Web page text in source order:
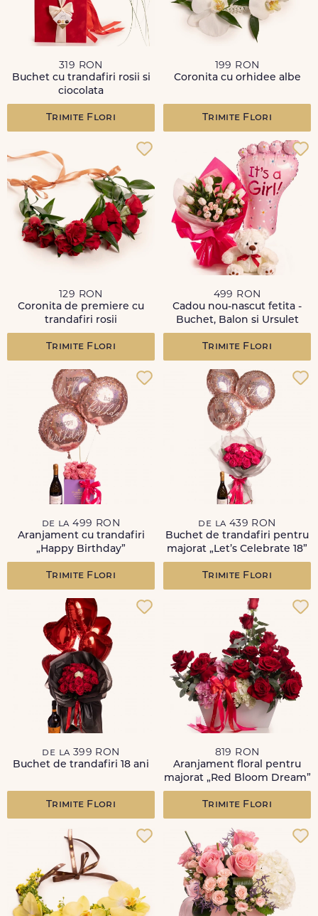
319 RON
Buchet cu trandafiri rosii si
ciocolata
Trimite Flori
199 RON
Coronita cu orhidee albe
Trimite Flori
129 RON
Coronita de premiere cu
trandafiri rosii
Trimite Flori
499 RON
Cadou nou-nascut fetita -
Buchet, Balon si Ursulet
Trimite Flori
de la 499 RON
Aranjament cu trandafiri
„Happy Birthday”
Trimite Flori
de la 439 RON
Buchet de trandafiri pentru
majorat „Let’s Celebrate 18”
Trimite Flori
de la 399 RON
Buchet de trandafiri 18 ani
Trimite Flori
819 RON
Aranjament floral pentru
majorat „Red Bloom Dream”
Trimite Flori